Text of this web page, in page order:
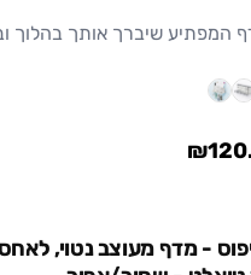
המפתיע שיברך אותך בהלוך
- מדף מעוצב נטוי,